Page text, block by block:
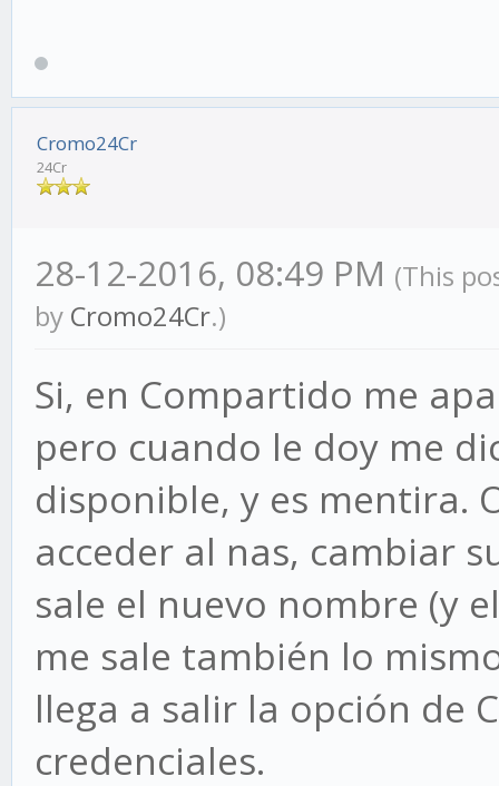
Cromo24Cr
24Cr
28-12-2016, 08:49 PM (This
by Cromo24Cr.)
Si, en Compartido me
pero cuando le doy me
disponible, y es mentira.
acceder al nas, cambiar
sale el nuevo nombre (y
me sale también lo
llega a salir la opción de
credenciales.